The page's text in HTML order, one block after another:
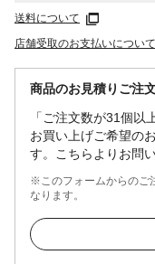
送料について
店舗受取のお支払いについて
商品のお見積りご注
「ご注文数が31個
お買い上げご希望の
す。こちらよりお問
※このフォームからのご
なります。